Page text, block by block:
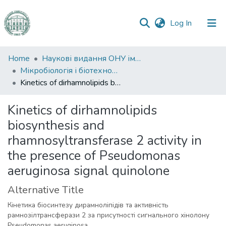
Log In (current)
Communities
&
Collections
Statistics
Home
Наукові видання ОНУ імені І. І. Мечникова
Мікробіологія і біотехнологія
Kinetics of dirhamnolipids biosynthesis and rhamnosyltransferase 2 activity in the presence of Pseudomonas aeruginosa signal quinolone
Kinetics of dirhamnolipids
biosynthesis and
rhamnosyltransferase 2 activity in
the presence of Pseudomonas
aeruginosa signal quinolone
Alternative Title
Кінетика біосинтезу дирамноліпідів та активність
рамнозілтрансферази 2 за присутності сигнального хінолону